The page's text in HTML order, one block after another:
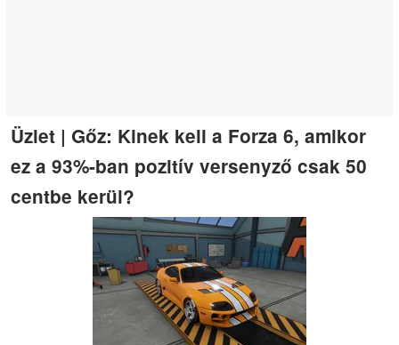
Üzlet | Gőz: Kinek kell a Forza 6, amikor
ez a 93%-ban pozitív versenyző csak 50
centbe kerül?